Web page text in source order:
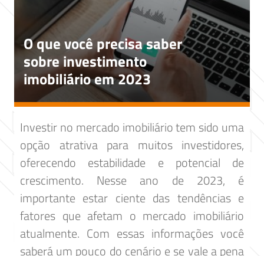
O que você precisa saber
sobre investimento
imobiliário em 2023
Investir no mercado imobiliário tem sido uma
opção atrativa para muitos investidores,
oferecendo estabilidade e potencial de
crescimento. Nesse ano de 2023, é
importante estar ciente das tendências e
fatores que afetam o mercado imobiliário
atualmente. Com essas informações você
saberá um pouco do cenário e se vale a pena